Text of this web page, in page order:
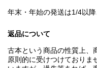
年末・年始の発送は1/4以降
返品について
古本という商品の性質上、
原則的に受けつけておりま